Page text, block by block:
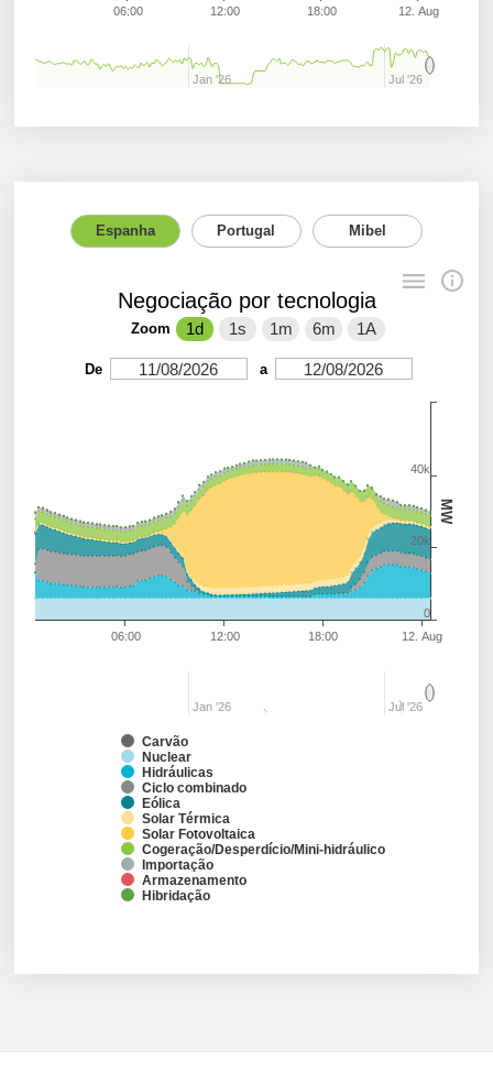
06:00 12:00 18:00 12. Aug
Jan '26 Jul '26
Espanha Portugal Mibel
MW
Negociação por tecnologia
06:00 12:00 18:00 12. Aug
Jan '26 Jul '26
Zoom 1d 1s 1m 6m 1A
De 11/08/2026 a 12/08/2026
Carvão
Nuclear
Hidráulicas
Ciclo combinado
Eólica
Solar Térmica
Solar Fotovoltaica
Cogeração/Desperdício/Mini-hidráulico
Importação
Armazenamento
Hibridação
0
20k
40k